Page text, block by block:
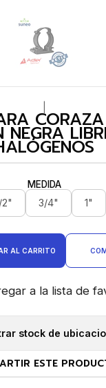
NEGRA
MEDIDA
2" 3/4" 1"
AL CARRITO
a la lista de
stock de
ESTE